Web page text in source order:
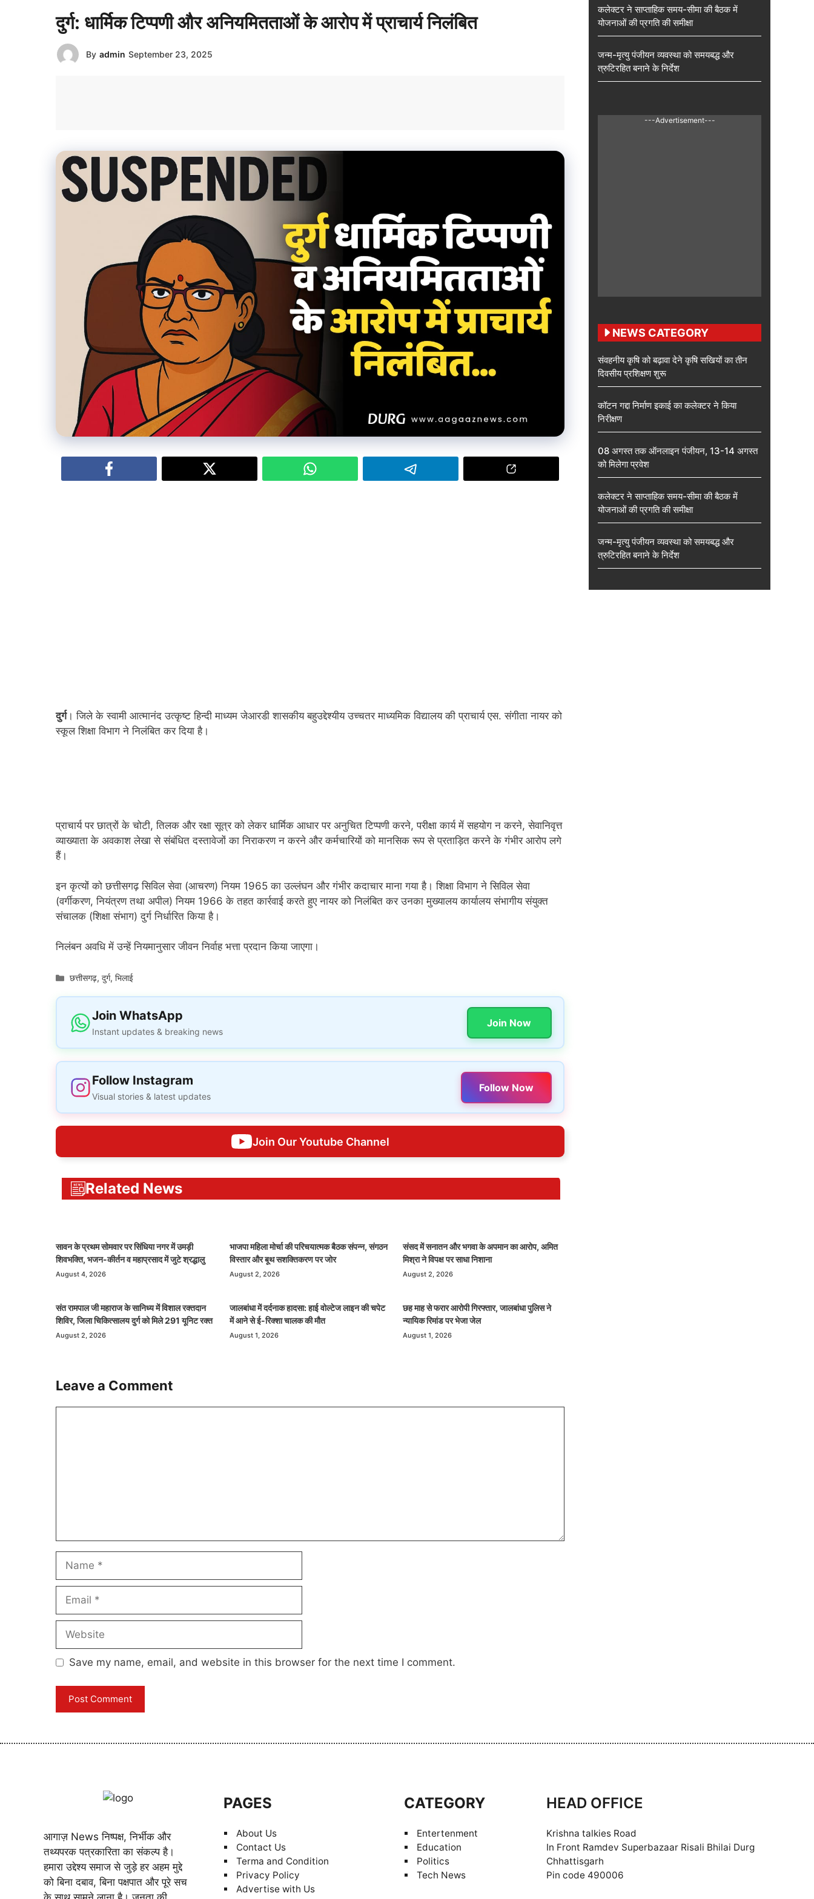
दुर्ग: धार्मिक टिप्पणी और अनियमितताओं के आरोप में प्राचार्य निलंबित
By admin September 23, 2025
दुर्ग। जिले के स्वामी आत्मानंद उत्कृष्ट हिन्दी माध्यम जेआरडी शासकीय बहुउद्देश्यीय उच्चतर माध्यमिक विद्यालय की प्राचार्य एस. संगीता नायर को
स्कूल शिक्षा विभाग ने निलंबित कर दिया है।
प्राचार्य पर छात्रों के चोटी, तिलक और रक्षा सूत्र को लेकर धार्मिक आधार पर अनुचित टिप्पणी करने, परीक्षा कार्य में सहयोग न करने, सेवानिवृत्त
व्याख्याता के अवकाश लेखा से संबंधित दस्तावेजों का निराकरण न करने और कर्मचारियों को मानसिक रूप से प्रताड़ित करने के गंभीर आरोप लगे
हैं।
इन कृत्यों को छत्तीसगढ़ सिविल सेवा (आचरण) नियम 1965 का उल्लंघन और गंभीर कदाचार माना गया है। शिक्षा विभाग ने सिविल सेवा
(वर्गीकरण, नियंत्रण तथा अपील) नियम 1966 के तहत कार्रवाई करते हुए नायर को निलंबित कर उनका मुख्यालय कार्यालय संभागीय संयुक्त
संचालक (शिक्षा संभाग) दुर्ग निर्धारित किया है।
निलंबन अवधि में उन्हें नियमानुसार जीवन निर्वाह भत्ता प्रदान किया जाएगा।
Categories
छत्तीसगढ़,दुर्ग,भिलाई
Join WhatsApp
Instant updates & breaking news
Join Now
Follow Instagram
Visual stories & latest updates
Follow Now
Join Our Youtube Channel
Related News
सावन के प्रथम सोमवार पर सिंधिया नगर में उमड़ी
शिवभक्ति, भजन-कीर्तन व महाप्रसाद में जुटे श्रद्धालु
August 4, 2026
भाजपा महिला मोर्चा की परिचयात्मक बैठक संपन्न, संगठन
विस्तार और बूथ सशक्तिकरण पर जोर
August 2, 2026
संसद में सनातन और भगवा के अपमान का आरोप, अमित
मिश्रा ने विपक्ष पर साधा निशाना
August 2, 2026
संत रामपाल जी महाराज के सानिध्य में विशाल रक्तदान
शिविर, जिला चिकित्सालय दुर्ग को मिले 291 यूनिट रक्त
August 2, 2026
जालबांधा में दर्दनाक हादसा: हाई वोल्टेज लाइन की चपेट
में आने से ई-रिक्शा चालक की मौत
August 1, 2026
छह माह से फरार आरोपी गिरफ्तार, जालबांधा पुलिस ने
न्यायिक रिमांड पर भेजा जेल
August 1, 2026
Leave a Comment
Name
Email
Website
Save my name, email, and website in this browser for the next time I comment.
कलेक्टर ने साप्ताहिक समय-सीमा की बैठक में
योजनाओं की प्रगति की समीक्षा
जन्म-मृत्यु पंजीयन व्यवस्था को समयबद्ध और
त्रुटिरहित बनाने के निर्देश
---Advertisement---
NEWS CATEGORY
संवहनीय कृषि को बढ़ावा देने कृषि सखियों का तीन
दिवसीय प्रशिक्षण शुरू
कॉटन गद्दा निर्माण इकाई का कलेक्टर ने किया
निरीक्षण
08 अगस्त तक ऑनलाइन पंजीयन, 13-14 अगस्त
को मिलेगा प्रवेश
कलेक्टर ने साप्ताहिक समय-सीमा की बैठक में
योजनाओं की प्रगति की समीक्षा
जन्म-मृत्यु पंजीयन व्यवस्था को समयबद्ध और
त्रुटिरहित बनाने के निर्देश
आगाज़ News निष्पक्ष, निर्भीक और
तथ्यपरक पत्रकारिता का संकल्प है।
हमारा उद्देश्य समाज से जुड़े हर अहम मुद्दे
को बिना दबाव, बिना पक्षपात और पूरे सच
PAGES
About Us
Contact Us
Terma and Condition
Privacy Policy
Advertise with Us
CATEGORY
Entertenment
Education
Politics
Tech News
HEAD OFFICE
Krishna talkies Road
In Front Ramdev Superbazaar Risali Bhilai Durg
Chhattisgarh
Pin code 490006